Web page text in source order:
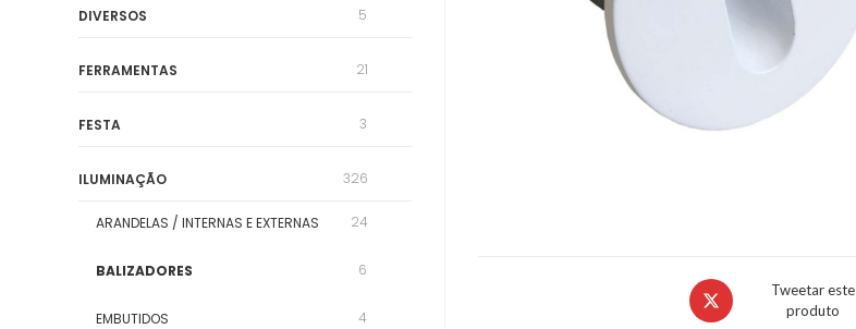
Tweetar este
produto
DIVERSOS 5
FERRAMENTAS 21
FESTA 3
ILUMINAÇÃO 326
ARANDELAS / INTERNAS E EXTERNAS 24
BALIZADORES 6
EMBUTIDOS 4